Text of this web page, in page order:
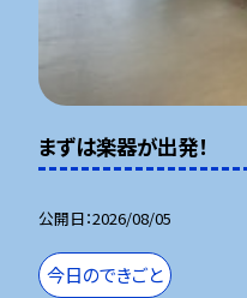
まずは楽器が出発！
公開日 2026/08/05
今日のできごと